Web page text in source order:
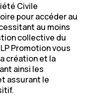
Civile
pour accéder au
au moins
collective du
Promotion vous
création et la
ainsi les
assurant le